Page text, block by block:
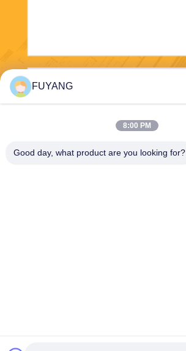
FUYANG
8:00 PM
Good day, what product are you looking for?